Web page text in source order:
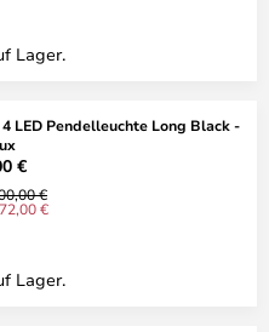
Lager.
LED Pendelleuchte Long Black -
€
€
€
Lager.